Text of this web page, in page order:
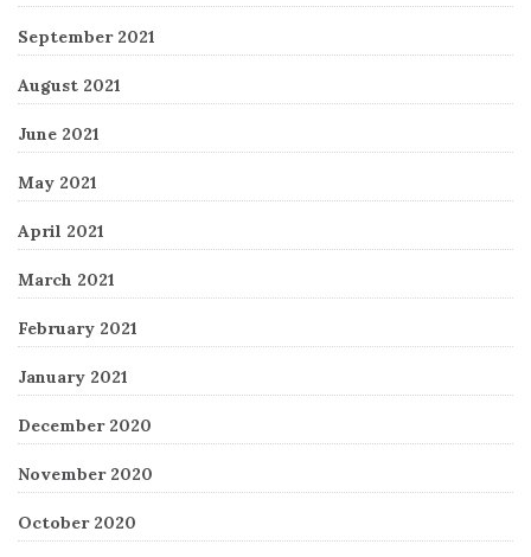
September 2021
August 2021
June 2021
May 2021
April 2021
March 2021
February 2021
January 2021
December 2020
November 2020
October 2020